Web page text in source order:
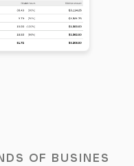
OF BUSINES